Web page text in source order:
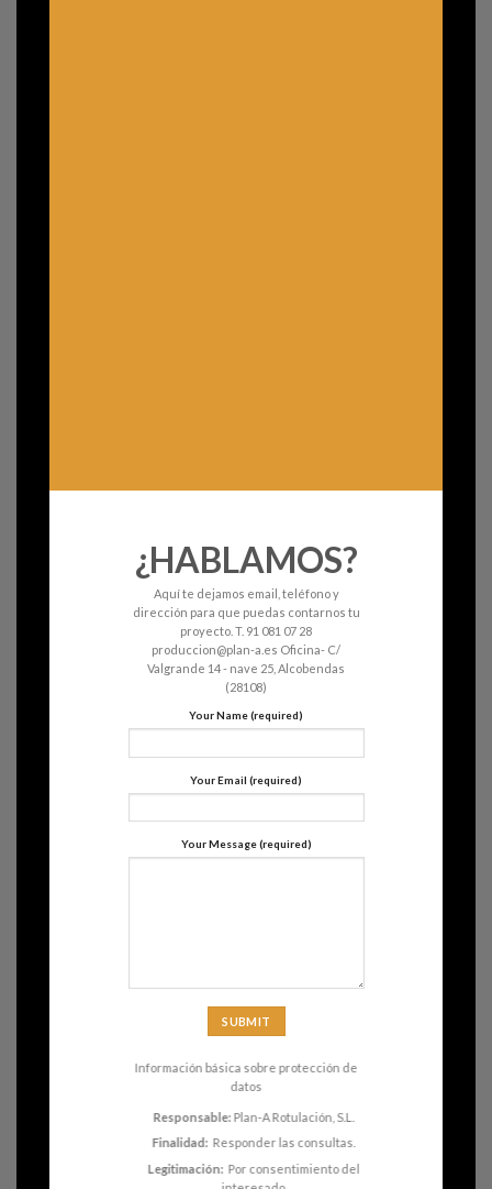
¿HABLAMOS?
Aquí te dejamos email, teléfono y
dirección para que puedas contarnos tu
proyecto. T. 91 081 07 28
produccion@plan-a.es Oficina- C/
Valgrande 14 - nave 25, Alcobendas
(28108)
Your Name (required)
Your Email (required)
Your Message (required)
Información básica sobre protección de
datos
Responsable: Plan-A Rotulación, S.L.
Finalidad: Responder las consultas.
Legitimación: Por consentimiento del